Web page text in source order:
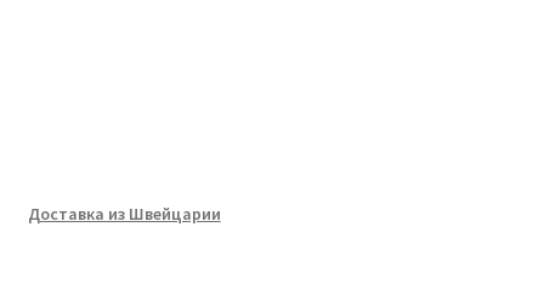
Доставка из Швейцарии